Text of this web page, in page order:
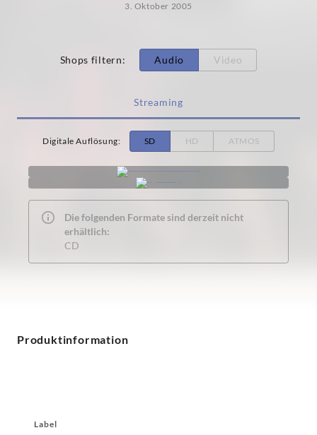
3. Oktober 2005
Shops filtern: Audio Video
Streaming
Digitale Auflösung: SD HD ATMOS
Die folgenden Formate sind derzeit nicht
erhältlich:
CD
Produktinformation
Label